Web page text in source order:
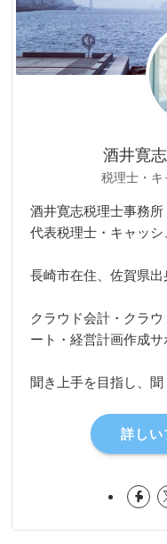
酒井寛
税理士・
酒井寛志税理士事務
代表税理士・キャッ
長崎市在住、佐賀県出
クラウド会計・クラ
ート・経営計画作成サ
聞き上手を目指し、聞
詳し